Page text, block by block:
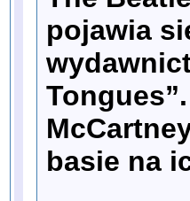
pojawia
basie na